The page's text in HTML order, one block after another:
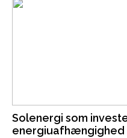
Solenergi som
energiuafhængighed